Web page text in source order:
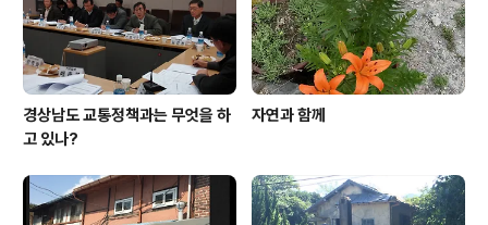
경상남도 교통정책과는 무엇을 하
고 있나?
자연과 함께